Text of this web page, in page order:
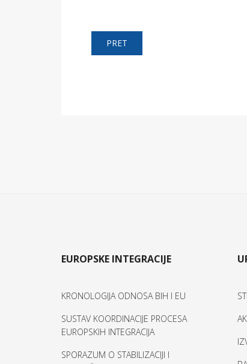
PRET
EUROPSKE INTEGRACIJE
KRONOLOGIJA ODNOSA BIH I EU
SUSTAV KOORDINACIJE PROCESA
EUROPSKIH INTEGRACIJA
SPORAZUM O STABILIZACIJI I